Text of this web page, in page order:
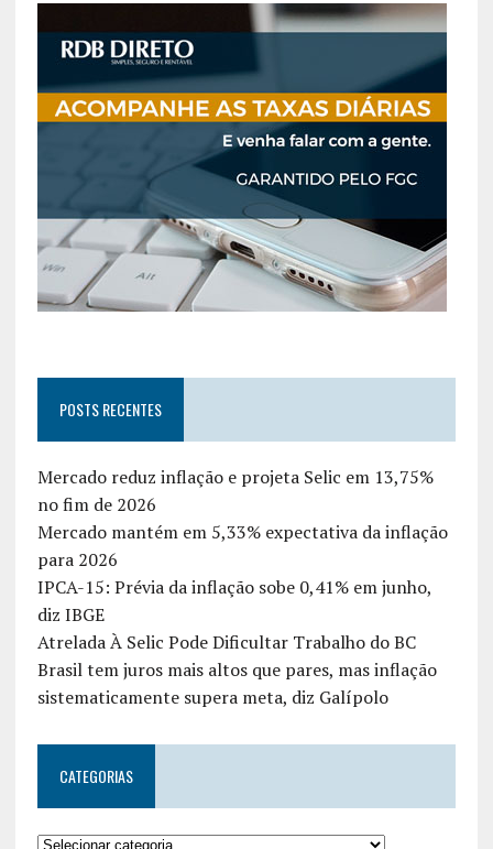
POSTS RECENTES
Mercado reduz inflação e projeta Selic em 13,75%
no fim de 2026
Mercado mantém em 5,33% expectativa da inflação
para 2026
IPCA-15: Prévia da inflação sobe 0,41% em junho,
diz IBGE
Atrelada À Selic Pode Dificultar Trabalho do BC
Brasil tem juros mais altos que pares, mas inflação
sistematicamente supera meta, diz Galípolo
CATEGORIAS